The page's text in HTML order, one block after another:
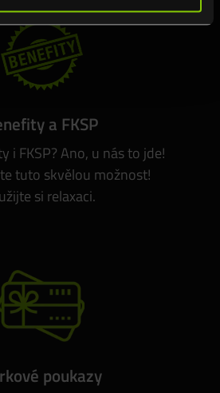
a FKSP
i FKSP? Ano, u nás to jde!
tuto skvělou možnost!
si relaxaci.
poukazy